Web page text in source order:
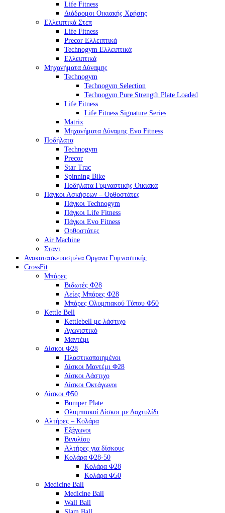
Life Fitness
Διάδρομοι Οικιακής Χρήσης
Ελλειπτικά Στεπ
Life Fitness
Precor Ελλειπτικά
Technogym Ελλειπτικά
Ελλειπτικά
Μηχανήματα Δύναμης
Technogym
Technogym Selection
Technogym Pure Strength Plate Loaded
Life Fitness
Life Fitness Signature Series
Matrix
Μηχανήματα Δύναμης Evo Fitness
Ποδήλατα
Technogym
Precor
Star Trac
Spinning Bike
Ποδήλατα Γυμναστικής Οικιακά
Πάγκοι Ασκήσεων – Ορθοστάτες
Πάγκοι Technogym
Πάγκοι Life Fitness
Πάγκοι Evo Fitness
Ορθοστάτες
Air Machine
Σταντ
Ανακατασκευασμένα Οργανα Γυμναστικής
CrossFit
Μπάρες
Βιδωτές Φ28
Λείες Μπάρες Φ28
Μπάρες Ολυμπιακού Τύπου Φ50
Kettle Bell
Kettlebell με λάστιχο
Αγωνιστικό
Μαντέμι
Δίσκοι Φ28
Πλαστικοποιημένοι
Δίσκοι Μαντέμι Φ28
Δίσκοι Λάστιχο
Δίσκοι Οκτάγωνοι
Δίσκοι Φ50
Bumper Plate
Ολυμπιακοί Δίσκοι με Δαχτυλίδι
Αλτήρες – Κολάρα
Εξάγωνοι
Βινυλίου
Αλτήρες για δίσκους
Κολάρα Φ28-50
Κολάρα Φ28
Κολάρα Φ50
Medicine Ball
Medicine Ball
Wall Ball